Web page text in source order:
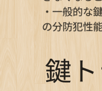
・一般的な
の分防犯性
🛠️ 鍵ト